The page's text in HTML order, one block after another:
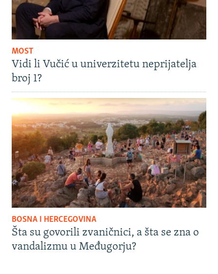
MOST
Vidi li Vučić u univerzitetu neprijatelja
broj 1?
BOSNA I HERCEGOVINA
Šta su govorili zvaničnici, a šta se zna o
vandalizmu u Međugorju?